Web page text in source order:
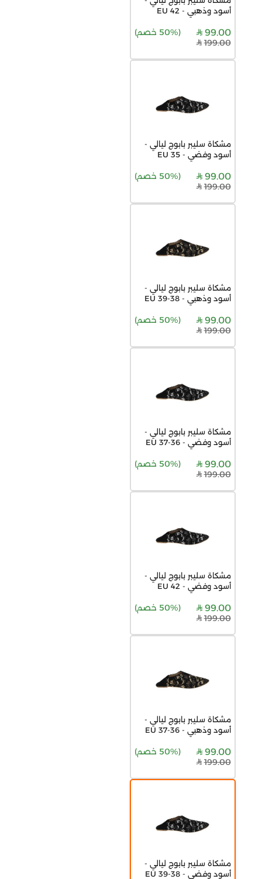
أسود وذهبي - 42 EU
99.00
(50% خصم
)
199.00
مشكاة سليبر بابوج ليالي -
أسود وفضي - 35 EU
99.00
(50% خصم
)
199.00
مشكاة سليبر بابوج ليالي -
أسود وذهبي - 38-39 EU
99.00
(50% خصم
)
199.00
مشكاة سليبر بابوج ليالي -
أسود وفضي - 36-37 EU
99.00
(50% خصم
)
199.00
مشكاة سليبر بابوج ليالي -
أسود وفضي - 42 EU
99.00
(50% خصم
)
199.00
مشكاة سليبر بابوج ليالي -
أسود وذهبي - 36-37 EU
99.00
(50% خصم
)
199.00
مشكاة سليبر بابوج ليالي -
أسود وفضي - 38-39 EU